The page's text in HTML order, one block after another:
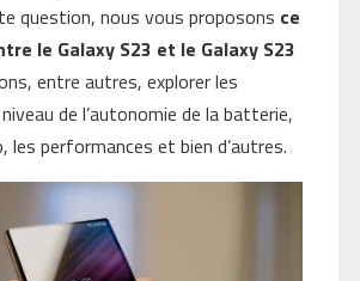
question, nous vous proposons ce
le Galaxy S23 et le Galaxy S23
entre autres, explorer les
de l’autonomie de la batterie,
les performances et bien d’autres.